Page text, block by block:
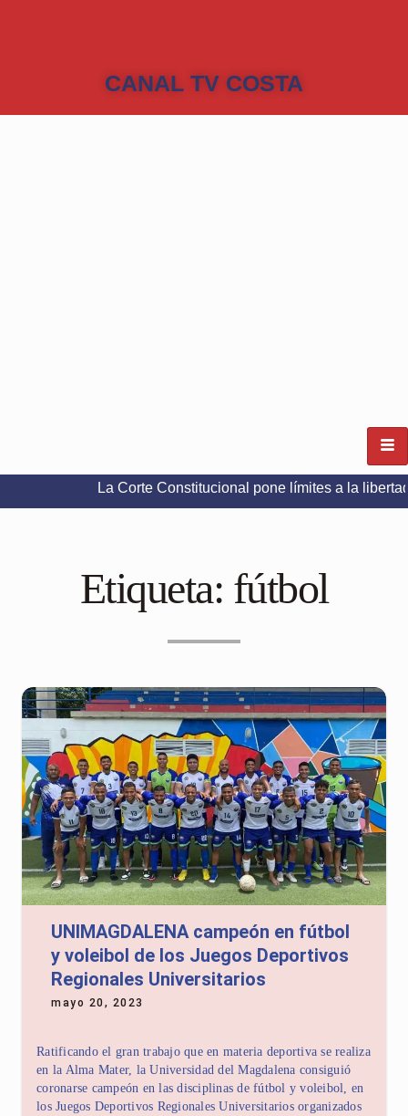
CANAL TV COSTA
La Corte Constitucional pone límites a la libertad de
Etiqueta: fútbol
UNIMAGDALENA campeón en fútbol
y voleibol de los Juegos Deportivos
Regionales Universitarios
mayo 20, 2023
Ratificando el gran trabajo que en materia deportiva se realiza
en la Alma Mater, la Universidad del Magdalena consiguió
coronarse campeón en las disciplinas de fútbol y voleibol, en
los Juegos Deportivos Regionales Universitarios organizados